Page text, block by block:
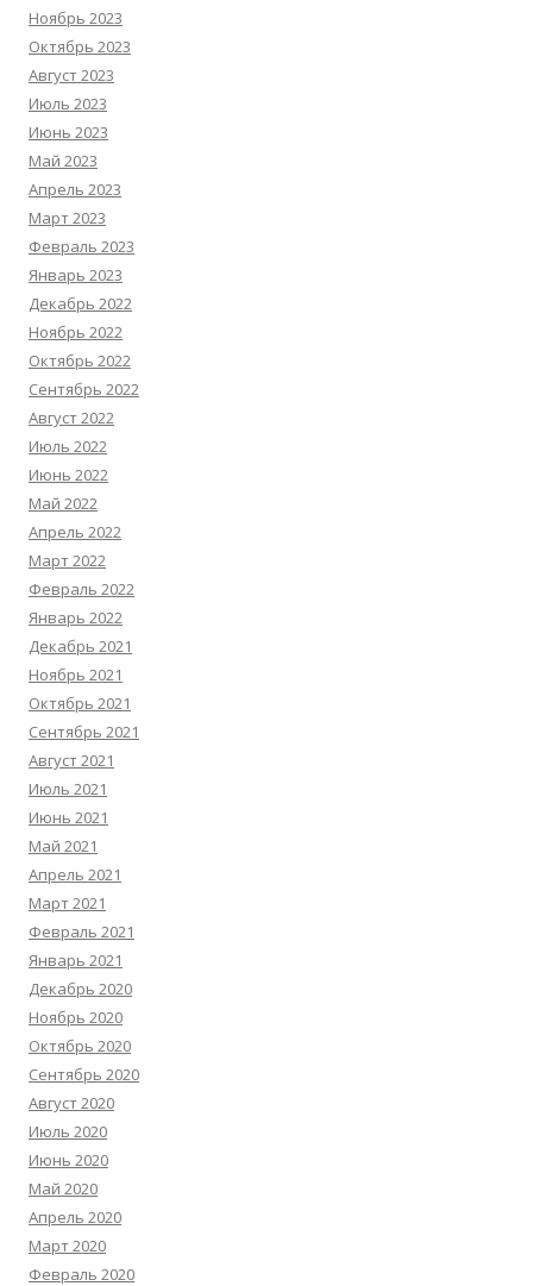
Ноябрь 2023
Октябрь 2023
Август 2023
Июль 2023
Июнь 2023
Май 2023
Апрель 2023
Март 2023
Февраль 2023
Январь 2023
Декабрь 2022
Ноябрь 2022
Октябрь 2022
Сентябрь 2022
Август 2022
Июль 2022
Июнь 2022
Май 2022
Апрель 2022
Март 2022
Февраль 2022
Январь 2022
Декабрь 2021
Ноябрь 2021
Октябрь 2021
Сентябрь 2021
Август 2021
Июль 2021
Июнь 2021
Май 2021
Апрель 2021
Март 2021
Февраль 2021
Январь 2021
Декабрь 2020
Ноябрь 2020
Октябрь 2020
Сентябрь 2020
Август 2020
Июль 2020
Июнь 2020
Май 2020
Апрель 2020
Март 2020
Февраль 2020